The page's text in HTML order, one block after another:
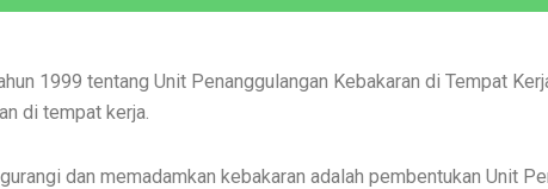
1999 tentang Unit Penanggulangan Kebakaran di Tempat
di tempat kerja.
dan memadamkan kebakaran adalah pembentukan Unit